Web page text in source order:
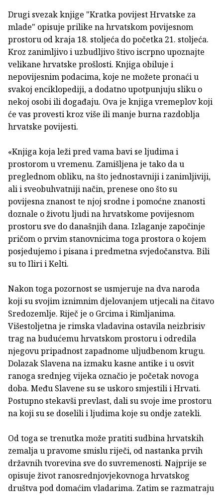
Drugi svezak knjige "Kratka povijest Hrvatske za
mlade" opisuje prilike na hrvatskom povijesnom
prostoru od kraja 18. stoljeća do početka 21. stoljeća.
Kroz zanimljivo i uzbudljivo štivo iscrpno upoznajte
velikane hrvatske prošlosti. Knjiga obiluje i
nepovijesnim podacima, koje ne možete pronaći u
svakoj enciklopediji, a dodatno upotpunjuju sliku o
nekoj osobi ili događaju. Ova je knjiga vremeplov koji
će vas provesti kroz više ili manje burna razdoblja
hrvatske povijesti.
«Knjiga koja leži pred vama bavi se ljudima i
prostorom u vremenu. Zamišljena je tako da u
preglednom obliku, na što jednostavniji i zanimljiviji,
ali i sveobuhvatniji način, prenese ono što su
povijesna znanost te njoj srodne i pomoćne znanosti
doznale o životu ljudi na hrvatskome povijesnom
prostoru sve do današnjih dana. Izlaganje započinje
pričom o prvim stanovnicima toga prostora o kojem
posjedujemo i pisana i predmetna svjedočanstva. Bili
su to Iliri i Kelti.
Nakon toga pozornost se usmjeruje na dva naroda
koji su svojim iznimnim djelovanjem utjecali na čitavo
Sredozemlje. Riječ je o Grcima i Rimljanima.
Višestoljetna je rimska vladavina ostavila neizbrisiv
trag na budućemu hrvatskom prostoru i odredila
njegovu pripadnost zapadnome uljudbenom krugu.
Dolazak Slavena na izmaku kasne antike i u osvit
ranoga srednjeg vijeka označio je početak novoga
doba. Među Slavene su se uskoro smjestili i Hrvati.
Postupno stekavši prevlast, dali su svoje ime prostoru
na koji su se doselili i ljudima koje su ondje zatekli.
Od toga se trenutka može pratiti sudbina hrvatskih
zemalja u pravome smislu riječi, od nastanka prvih
državnih tvorevina sve do suvremenosti. Najprije se
opisuje život ranosrednjovjekovnoga hrvatskog
društva pod domaćim vladarima. Zatim se razmatraju